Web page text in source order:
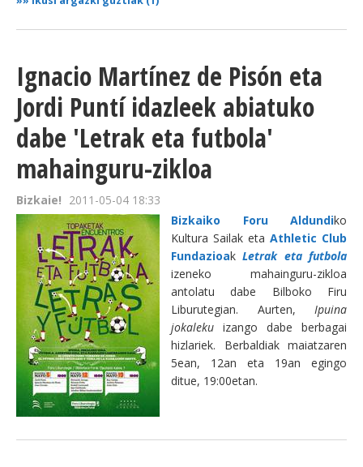
Ignacio Martínez de Pisón eta
Jordi Puntí idazleek abiatuko
dabe 'Letrak eta futbola'
mahainguru-zikloa
Bizkaie! 2011-05-04 18:33
Bizkaiko Foru Aldundiko
Kultura Sailak eta Athletic Club
FundazioakLetrak eta futbola
izeneko mahainguru-zikloa
antolatu dabe Bilboko Firu
Liburutegian. Aurten, Ipuina
jokaleku izango dabe berbagai
hizlariek. Berbaldiak maiatzaren
5ean, 12an eta 19an egingo
ditue, 19:00etan.